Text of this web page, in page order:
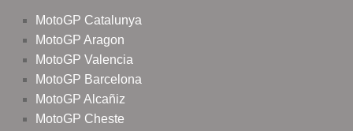
MotoGP Catalunya
MotoGP Aragon
MotoGP Valencia
MotoGP Barcelona
MotoGP Alcañiz
MotoGP Cheste